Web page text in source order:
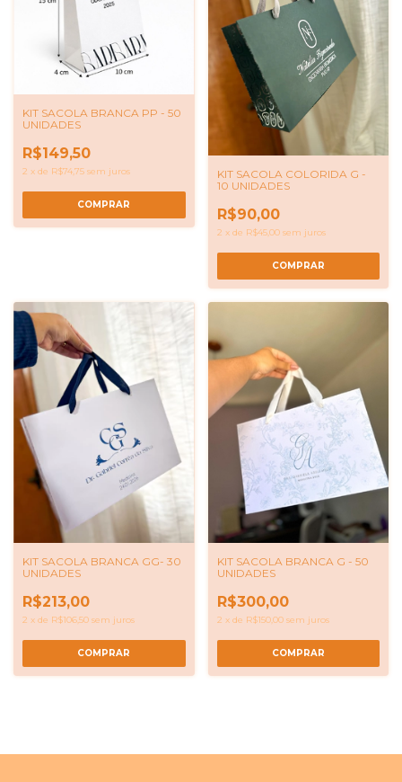
KIT SACOLA BRANCA PP - 50
UNIDADES
R$149,50
2 x de R$74,75 sem juros
KIT SACOLA COLORIDA G -
10 UNIDADES
R$90,00
2 x de R$45,00 sem juros
COMPRAR
KIT SACOLA BRANCA GG- 30
UNIDADES
R$213,00
2 x de R$106,50 sem juros
COMPRAR
KIT SACOLA BRANCA G - 50
UNIDADES
R$300,00
2 x de R$150,00 sem juros
COMPRAR